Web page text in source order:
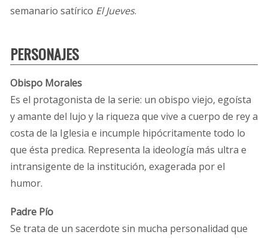
semanario satírico El Jueves.
PERSONAJES
Obispo Morales
Es el protagonista de la serie: un obispo viejo, egoísta
y amante del lujo y la riqueza que vive a cuerpo de rey a
costa de la Iglesia e incumple hipócritamente todo lo
que ésta predica. Representa la ideología más ultra e
intransigente de la institución, exagerada por el
humor.
Padre Pío
Se trata de un sacerdote sin mucha personalidad que